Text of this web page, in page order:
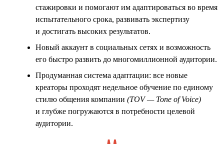
стажировки и помогают им адаптироваться во время
испытательного срока, развивать экспертизу
и достигать высоких результатов.
Новый аккаунт в социальных сетях и возможность
его быстро развить до многомиллионной аудитории.
Продуманная система адаптации: все новые
креаторы проходят недельное обучение по единому
стилю общения компании (TOV — Tone of Voice)
и глубже погружаются в потребности целевой
аудитории.